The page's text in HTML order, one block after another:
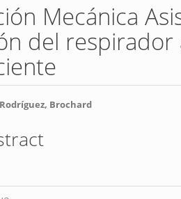
Mecánica
del respirador
Brochard